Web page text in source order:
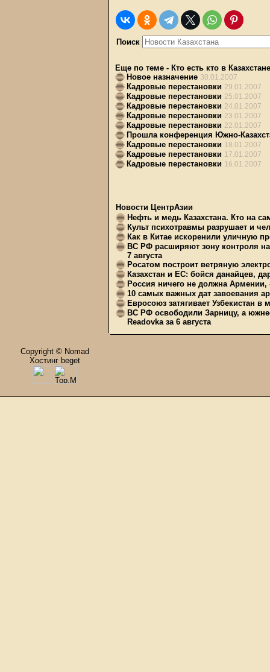
Поиск
Еще по теме - Кто есть кто в Казахстане
Новое назначение 30.01.2007
Кадровые перестановки 29.01.2007
Кадровые перестановки 25.01.2007
Кадровые перестановки 24.01.2007
Кадровые перестановки 23.01.2007
Кадровые перестановки 22.01.2007
Прошла конференция Южно-
Кадровые перестановки 18.01.2007
Кадровые перестановки 17.01.2007
Кадровые перестановки 16.01.2007
Новости ЦентрАзии
Нефть и медь Казахстана. Кто на
Культ психотравмы разрушает и
Как в Китае искоренили уличную
ВС РФ расширяют зону контроля на
7 августа
Росатом построит ветряную
Казахстан и ЕС: бойся данайцев,
Россия ничего не должна Армении,
10 самых важных дат завоевания
Евросоюз затягивает Узбекистан
ВС РФ освободили Зарницу, а
Readovka за 6 августа
Copyright © Nomad
Хостинг beget